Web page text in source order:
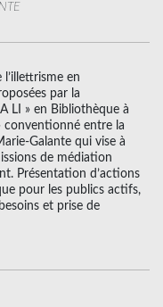
en
par la
LI » en Bibliothèque à
conventionné entre la
Galante qui vise à
de médiation
Présentation d’actions
pour les publics actifs,
et prise de